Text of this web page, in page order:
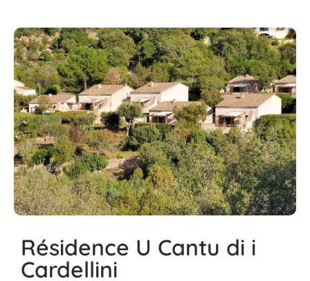
Résidence U Cantu di i
Cardellini